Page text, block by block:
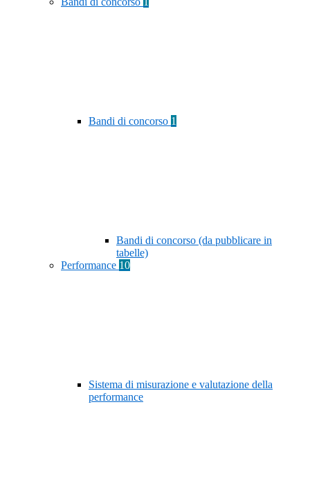
Bandi di concorso 1
Bandi di concorso (da pubblicare in
tabelle)
Performance 10
Sistema di misurazione e valutazione della
performance